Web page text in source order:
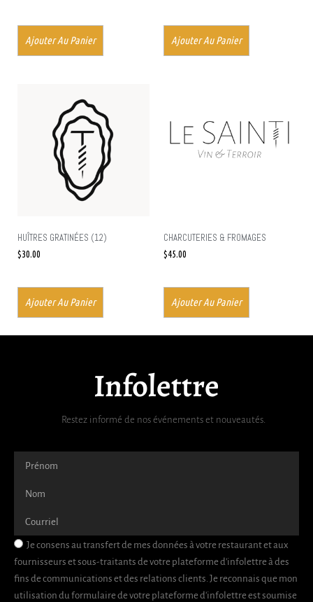
Ajouter Au Panier Ajouter Au Panier
HUÎTRES GRATINÉES (12)
$30.00
Ajouter Au Panier
CHARCUTERIES & FROMAGES
$45.00
Ajouter Au Panier
Infolettre
Restez informé de nos événements et nouveautés.
Je consens au transfert de mes données à votre restaurant et aux
fournisseurs et sous-traitants de votre plateforme d'infolettre à des
fins de communications et des relations clients. Je reconnais que mon
utilisation du formulaire de votre plateforme d'infolettre est soumise